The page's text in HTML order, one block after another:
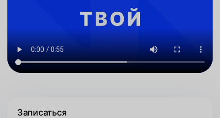
Записаться